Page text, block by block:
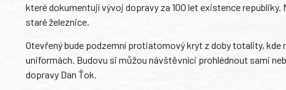
které dokumentují vývoj dopravy za 100 let existence
staré železnice.
Otevřený bude podzemní protiatomový kryt z doby totality,
uniformách. Budovu si můžou návštěvníci prohlédnout sami
dopravy Dan Ťok.